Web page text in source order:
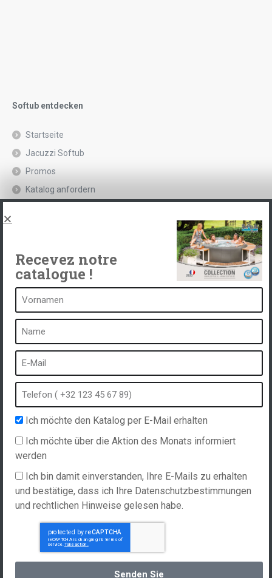
Softub entdecken
Startseite
Jacuzzi Softub
Promos
Katalog anfordern
Ein Spa ist ...
Was ist ein Heilbad?
Schaumbad
Freibad
Kurort im Winter
Eingebauter Whirlpool
Spa und Hydrotherapie
Website erstellt von
Produkte
Allgemeine Verkaufsbedingungen
Deutsch
Recevez notre
catalogue !
Ich möchte den Katalog per E-Mail erhalten
Ich möchte über die Aktion des Monats informiert
werden
Ich bin damit einverstanden, Ihre E-Mails zu erhalten
und bestätige, dass ich Ihre Datenschutzbestimmungen
und rechtlichen Hinweise gelesen habe.
Senden Sie